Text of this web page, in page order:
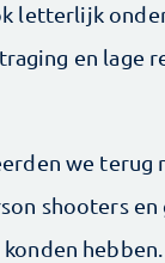
letterlijk
en lage
we terug
shooters
hebben.